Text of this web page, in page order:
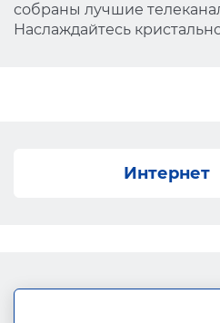
собраны лучшие
Наслаждайтесь
Интернет